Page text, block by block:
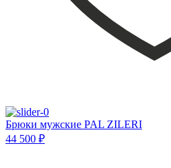
Брюки мужские PAL ZILERI
44 500 ₽